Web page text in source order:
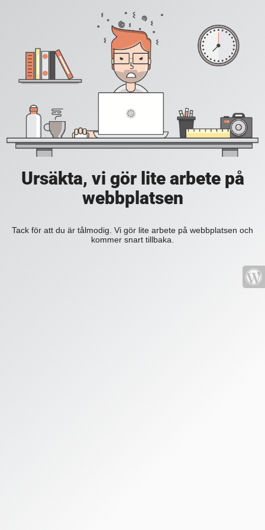
Ursäkta, vi gör lite arbete på
webbplatsen
Tack för att du är tålmodig. Vi gör lite arbete på webbplatsen och
kommer snart tillbaka.